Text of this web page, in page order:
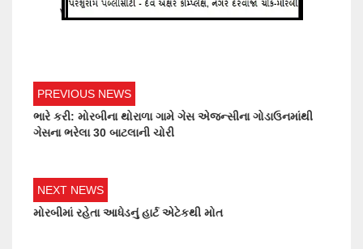
PREVIOUS NEWS
ભારે કરી: મોરબીના થોરાળા ગામે ગેસ એજન્સીના ગોડાઉનમાંથી
ગેસના ભરેલા 30 બાટલાની ચોરી
NEXT NEWS
મોરબીમાં રહેતા આધેડનું હાર્ટ એટેકથી મોત